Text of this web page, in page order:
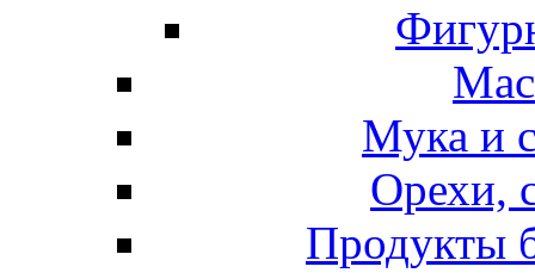
Мука и
Орехи,
Продукты